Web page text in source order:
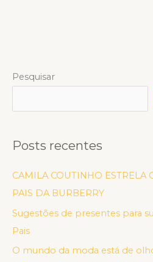
Pesquisar
Posts recentes
CAMILA COUTINHO ESTRELA
PAIS DA BURBERRY
Sugestões de presentes para
Pais
O mundo da moda está de